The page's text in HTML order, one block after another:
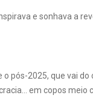
e sonhava a
pós-2025, que vai
em copos meio